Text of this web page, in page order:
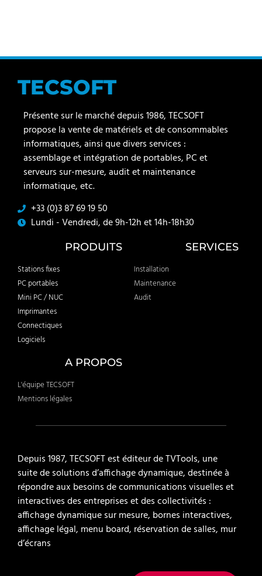
TECSOFT
Présente sur le marché depuis 1986, TECSOFT
propose la vente de matériels et de consommables
informatiques, ainsi que divers services :
assemblage et intégration de portables, PC et
serveurs sur-mesure, audit et maintenance
informatique, etc.
+33 (0)3 87 69 19 50
Lundi - Vendredi, de 9h-12h et 14h-18h30
PRODUITS
Stations fixes
PC portables
Mini PC / NUC
Imprimantes
Connectiques
Logiciels
SERVICES
Installation
Maintenance
Audit
A PROPOS
L'équipe TECSOFT
Mentions légales
Depuis 1987, TECSOFT est éditeur de TVTools, une
suite de solutions d’affichage dynamique, destinée à
répondre aux besoins de communications visuelles et
interactives des entreprises et des collectivités :
affichage dynamique sur mesure, bornes interactives,
affichage légal, menu board, réservation de salles, mur
d’écrans